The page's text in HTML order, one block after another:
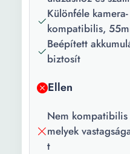
Különféle
kompatibilis,
Beépített
biztosít
Ellen
Nem
melyek
t